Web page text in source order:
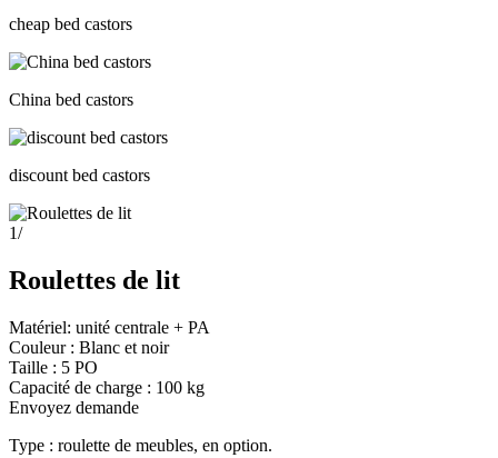
cheap bed castors
China bed castors
discount bed castors
1/
Roulettes de lit
Matériel: unité centrale + PA
Couleur : Blanc et noir
Taille : 5 PO
Capacité de charge : 100 kg
Envoyez demande
Type : roulette de meubles, en option.